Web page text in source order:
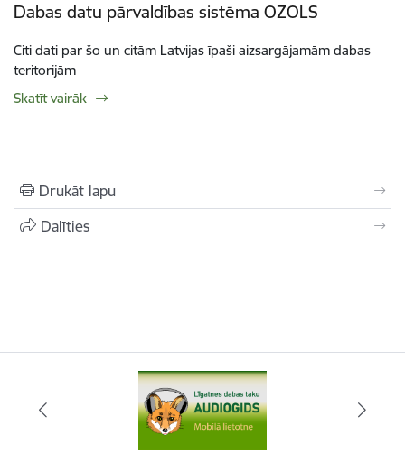
Dabas datu pārvaldības sistēma OZOLS
Citi dati par šo un citām Latvijas īpaši aizsargājamām dabas
teritorijām
Skatīt vairāk
Drukāt lapu
Dalīties